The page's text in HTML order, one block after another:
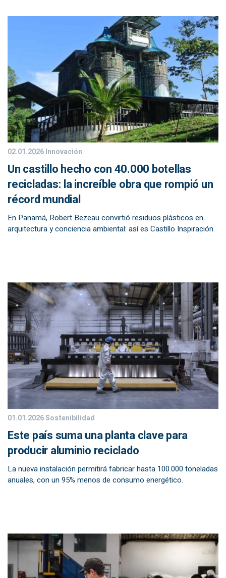
02.01.2026Innovación
Un castillo hecho con 40.000 botellas
recicladas: la increíble obra que rompió un
récord mundial
En Panamá, Robert Bezeau convirtió residuos plásticos en
arquitectura y conciencia ambiental: así es Castillo Inspiración.
01.01.2026Sostenibilidad
Este país suma una planta clave para
producir aluminio reciclado
La nueva instalación permitirá fabricar hasta 100.000 toneladas
anuales, con un 95% menos de consumo energético.